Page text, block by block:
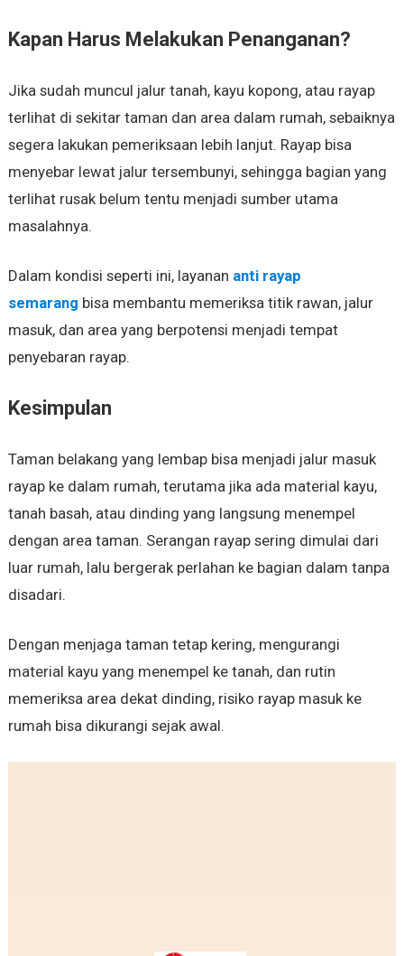
Kapan Harus Melakukan Penanganan?
Jika sudah muncul jalur tanah, kayu kopong, atau rayap
terlihat di sekitar taman dan area dalam rumah, sebaiknya
segera lakukan pemeriksaan lebih lanjut. Rayap bisa
menyebar lewat jalur tersembunyi, sehingga bagian yang
terlihat rusak belum tentu menjadi sumber utama
masalahnya.
Dalam kondisi seperti ini, layanan anti rayap
semarang bisa membantu memeriksa titik rawan, jalur
masuk, dan area yang berpotensi menjadi tempat
penyebaran rayap.
Kesimpulan
Taman belakang yang lembap bisa menjadi jalur masuk
rayap ke dalam rumah, terutama jika ada material kayu,
tanah basah, atau dinding yang langsung menempel
dengan area taman. Serangan rayap sering dimulai dari
luar rumah, lalu bergerak perlahan ke bagian dalam tanpa
disadari.
Dengan menjaga taman tetap kering, mengurangi
material kayu yang menempel ke tanah, dan rutin
memeriksa area dekat dinding, risiko rayap masuk ke
rumah bisa dikurangi sejak awal.